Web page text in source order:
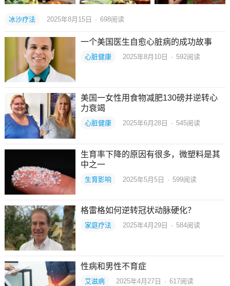
冰沙疗法 2025年8月15日 · 698阅读
一个美国医生自愈心脏病的成功故事
心脏健康 2025年8月10日 · 592阅读
美国一女性用食物减肥130磅并逆转心
力衰竭
心脏健康 2025年6月28日 · 545阅读
生育率下降的原因有很多，微塑料是其
中之一
生育影响 2025年5月5日 · 599阅读
格雷格如何逆转冠状动脉硬化？
家庭疗法 2025年4月29日 · 584阅读
性病和男性不育症
艾滋病 2025年4月27日 · 617阅读